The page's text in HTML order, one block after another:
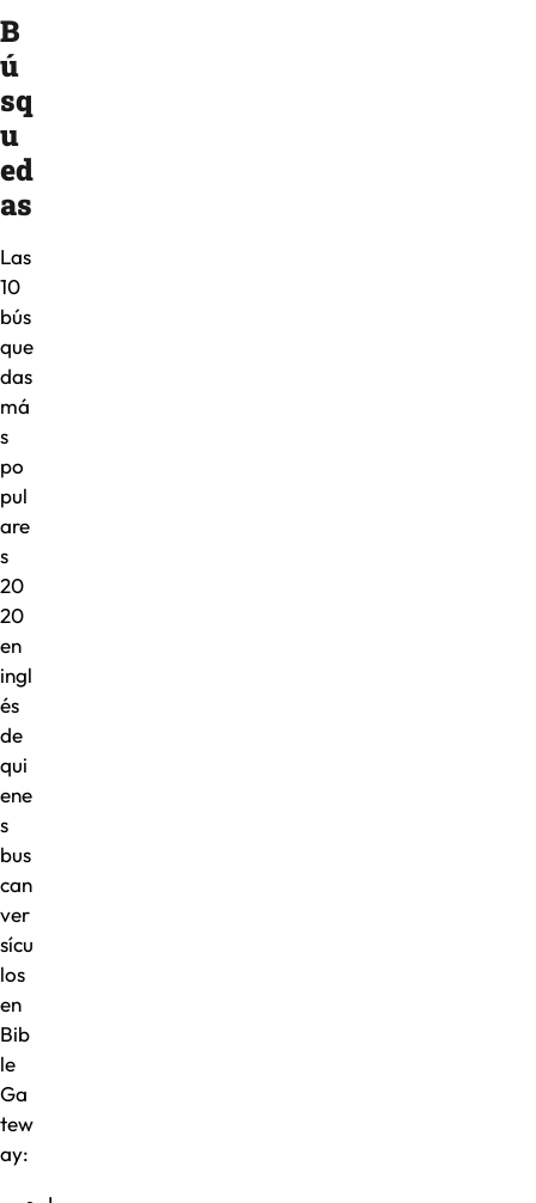
B
ú
sq
u
ed
as
Las
10
bús
que
das
má
s
po
pul
are
s
20
20
en
ingl
és
de
qui
ene
s
bus
can
ver
sícu
los
en
Bib
le
Ga
tew
ay: